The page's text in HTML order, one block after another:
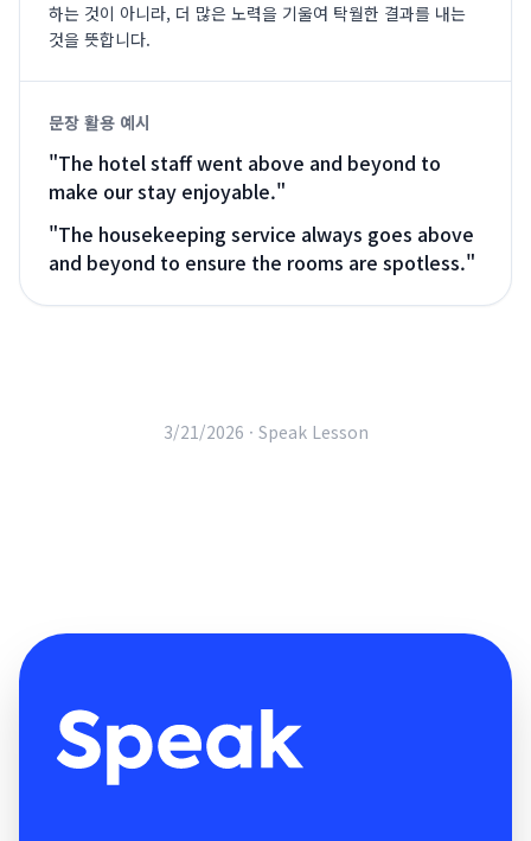
하는 것이 아니라, 더 많은 노력을 기울여 탁월한 결과를 내는
것을 뜻합니다.
문장 활용 예시
"The hotel staff went above and beyond to
make our stay enjoyable."
"The housekeeping service always goes above
and beyond to ensure the rooms are spotless."
3/21/2026 · Speak Lesson